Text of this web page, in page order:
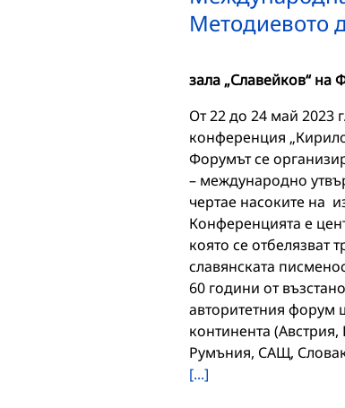
Методиевото
зала „Славейков“ на
От 22 до 24 май 2023
конференция
Форумът се
– международно
чертае насоките на
Конференцията е
която се отбелязват
славянската
60 години от
авторитетния форум
континента
Румъния, САЩ,
[...]